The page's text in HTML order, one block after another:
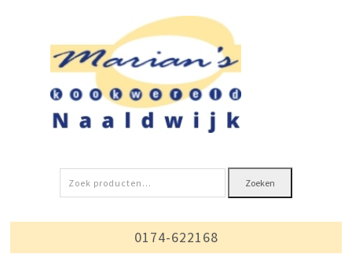
Zoeken
naar:
Zoeken
0174-622168